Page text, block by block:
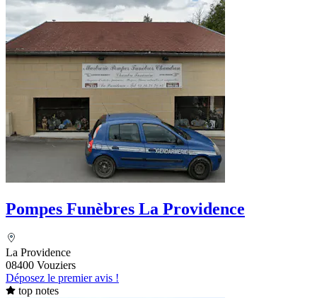
Pompes Funèbres La Providence
La Providence
08400 Vouziers
Déposez le premier avis !
top notes